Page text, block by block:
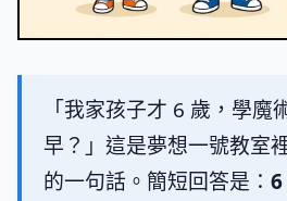
「我家孩子才 6 歲，學魔
早？」這是夢想一號教室
的一句話。簡短回答是：